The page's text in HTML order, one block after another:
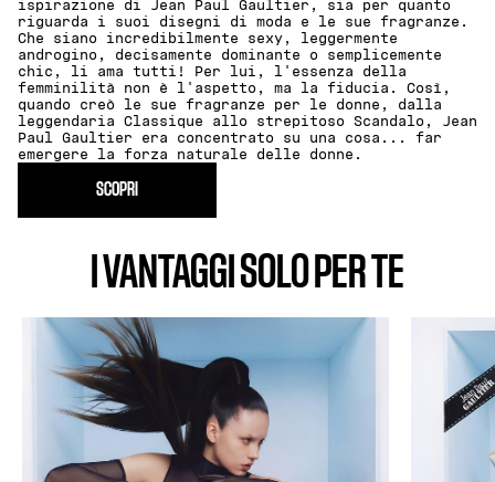
ispirazione di Jean Paul Gaultier, sia per quanto
riguarda i suoi disegni di moda e le sue fragranze.
Che siano incredibilmente sexy, leggermente
androgino, decisamente dominante o semplicemente
chic, li ama tutti! Per lui, l'essenza della
femminilità non è l'aspetto, ma la fiducia. Così,
quando creò le sue fragranze per le donne, dalla
leggendaria Classique allo strepitoso Scandalo, Jean
Paul Gaultier era concentrato su una cosa... far
emergere la forza naturale delle donne.
SCOPRI
I VANTAGGI SOLO PER TE